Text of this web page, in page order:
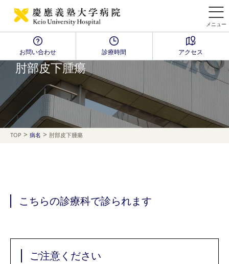
メニュー
お問い合わせ 診療時間 アクセス
Disease Name Search
肘部皮下腫瘍
TOP > 病名 > 肘部皮下腫瘍
こちらの診療科で診られます
ご注意ください